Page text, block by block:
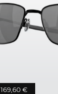
169,60 €